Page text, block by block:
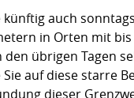
auch
in Orten mit
übrigen Tagen
auf diese starre
dieser